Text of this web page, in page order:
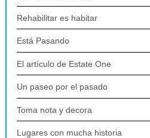
Rehabilitar es habitar
Está Pasando
El artículo de Estate One
Un paseo por el pasado
Toma nota y decora
Lugares con mucha historia